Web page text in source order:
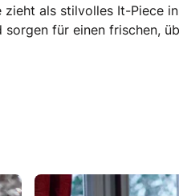
als stilvolles It-Piece
für einen frischen,